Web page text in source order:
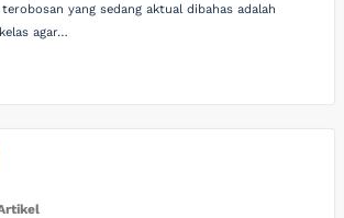
yang sedang aktual dibahas adalah
agar…